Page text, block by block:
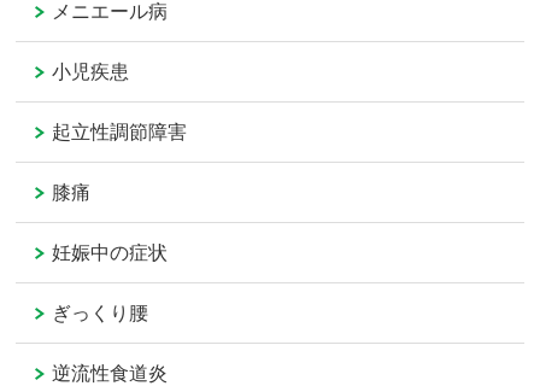
メニエール病
小児疾患
起立性調節障害
膝痛
妊娠中の症状
ぎっくり腰
逆流性食道炎